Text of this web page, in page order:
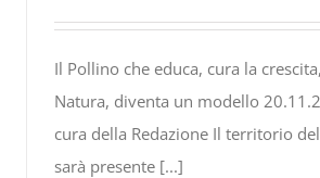
Il Pollino che educa, cura la
Natura, diventa un modello
cura della Redazione Il territorio
sarà presente [...]